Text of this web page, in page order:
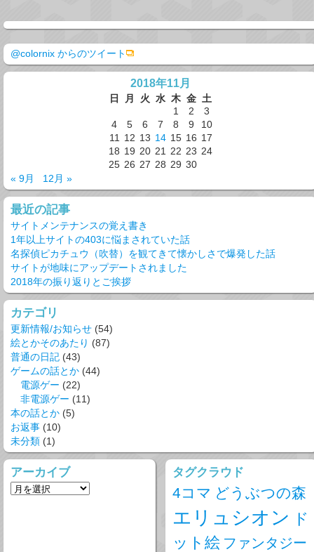
@colornix からのツイート
2018年11月
日 月 火 水 木 金 土
1
2
3
4
5 6 7 8 9
10
11
12 13 14 15 16 17
18 19 20 21 22 23 24
25 26 27 28 29 30
« 9月
12月 »
最近の記事
サイトメンテナンスの覚え書き
1年以上サイトの403に悩まされていた話
名探偵ピカチュウ（吹替）を観てきて懐かしさで爆発した話
サイトが地味にアップデートされました
2018年の振り返りとご挨拶
カテゴリ
更新情報/お知らせ (54)
絵とかそのあたり (87)
普通の日記 (43)
ゲームの話とか (44)
電源ゲー (22)
非電源ゲー (11)
本の話とか (5)
お返事 (10)
未分類 (1)
アーカイブ タグクラウド
4コマ どうぶつの森
エリュシオン ド
ット絵 ファンタジー